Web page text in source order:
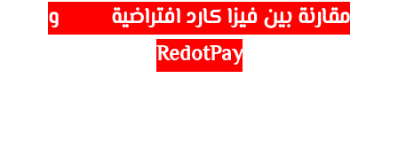
مقارنة بين فيزا كارد افتراضية
Kast و
RedotPay